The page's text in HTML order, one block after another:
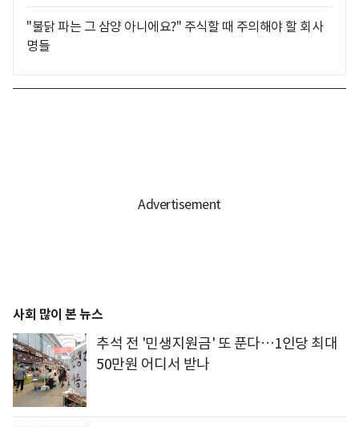
"불닭 파는 그 삼양 아니에요?" 주식할 때 주의해야 할 회사
명들
사회 많이 본 뉴스
추석 전 '민생지원금' 또 푼다…1인당 최대
50만원 어디서 받나